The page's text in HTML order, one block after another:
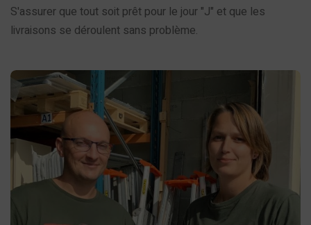
S'assurer que tout soit prêt pour le jour "J" et que les
livraisons se déroulent sans problème.